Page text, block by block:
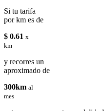
Si tu tarifa
por km es de
$ 0.61 x
km
y recorres un
aproximado de
300km al
mes